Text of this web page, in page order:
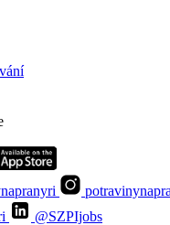
@SZPIjobs